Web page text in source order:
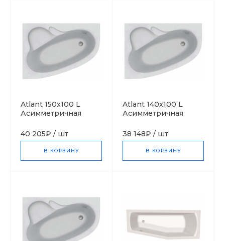
Atlant 150x100 L
Асимметричная
bath (Польша)
40 205₽ / шт
В КОРЗИНУ
Atlant 140x100 L
Асимметричная
bath (Польша)
38 148₽ / шт
В КОРЗИНУ